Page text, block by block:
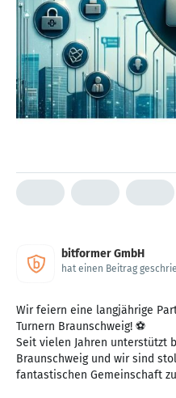
bitformer GmbH
hat einen Beitrag
Wir feiern eine langjährige
Turnern Braunschweig! ⚽
Seit vielen Jahren unterstützt
Braunschweig und wir sind
fantastischen Gemeinschaft